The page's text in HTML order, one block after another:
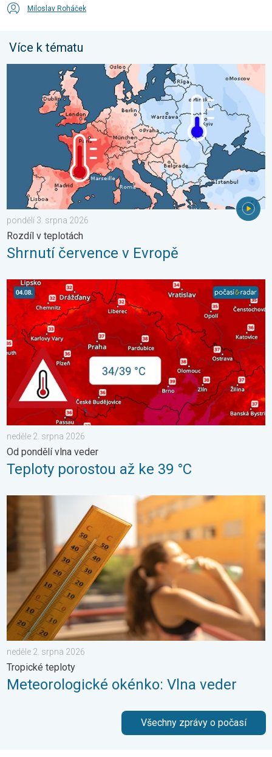
Miloslav Roháček
Více k tématu
Shrnutí července v Evropě. Rozdíl v teplotách. . . pondělí 3.
pondělí 3. srpna 2026
Rozdíl v teplotách
Shrnutí července v Evropě
Teploty porostou až ke 39 °C. Od pondělí vlna veder. . .
neděle 2. srpna 2026
Od pondělí vlna veder
Teploty porostou až ke 39 °C
Meteorologické okénko: Vlna veder. Tropické teploty. . .
neděle 2. srpna 2026
Tropické teploty
Meteorologické okénko: Vlna veder
Všechny zprávy o počasí